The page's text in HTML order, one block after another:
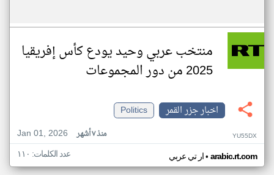
منتخب عربي وحيد يودع كأس إفريقيا
2025 من دور المجموعات
اخبار جزر القمر
Politics
Jan 01, 2026
منذ ٧ أشهر YU55DX
ار تي عربي• arabic.rt.com عدد الكلمات: ١١٠